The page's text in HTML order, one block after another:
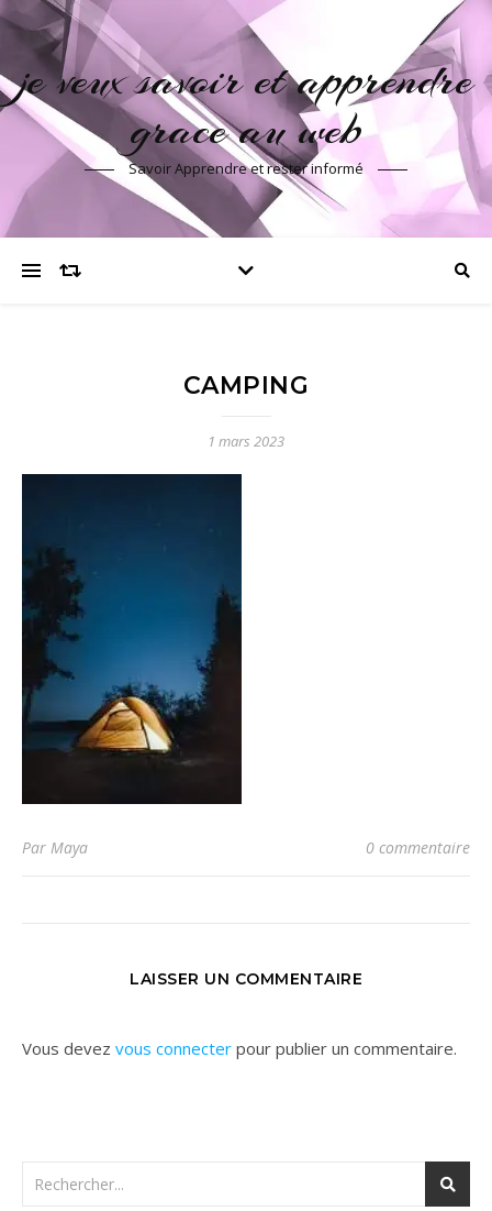
je veux savoir et apprendre
grace au web
Savoir Apprendre et rester informé
CAMPING
1 mars 2023
Par Maya 0 commentaire
LAISSER UN COMMENTAIRE
Vous devez vous connecter pour publier un commentaire.